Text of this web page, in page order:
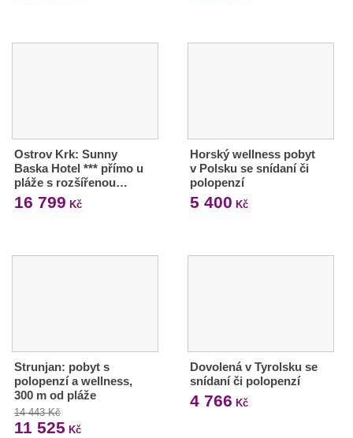
Ostrov Krk: Sunny
Baska Hotel *** přímo u
pláže s rozšířenou…
16 799 Kč
Horský wellness pobyt
v Polsku se snídaní či
polopenzí
5 400 Kč
Strunjan: pobyt s
polopenzí a wellness,
300 m od pláže
14 443 Kč
11 525 Kč
Dovolená v Tyrolsku se
snídaní či polopenzí
4 766 Kč